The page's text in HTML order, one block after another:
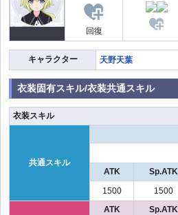
回復
キャラクター 天野天葉
衣装固有スキル/衣装共通スキル
衣装スキル
共通スキル
ATK
Sp.ATK
1500
1500
ATK Sp.ATK